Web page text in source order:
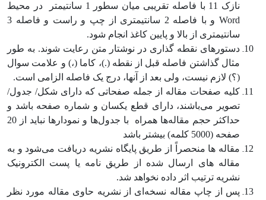
نازک 11 با فاصله تقریبی میان سطور 1 سانتیمتر در محیط
Word و با فاصله 2 سانتیمتری از چپ و راست و فاصله 3
سانتیمتری از بالا و پایین کاغذ انجام شود.
دستورهای نقطه گذاری در نوشتار متن رعایت شوند. به طور
مثال گذاشتن فاصله قبل از نقطه (.)، کاما (،) و علامت سوال
(؟) لازم نیست، ولی بعد از آنها، درج یک فاصله الزامی است.
کلیه صفحات مقاله از جمله صفحاتی که دارای شکل/ جدول/
تصویر می‌باشند، دارای قطع یکسان و شماره صفحه باشد و
حداکثر حجم مقاله‌ها همراه با جدول‌ها و نمودارها نباید از 20
صفحه ‌(5000 کلمه) بیشتر باشد
مقاله ها منحصراً از طریق پایگاه نشریه دریافت می‌شود و به
مقاله­ های ارسال شده از طریق نامه یا پست الکترونیک
نشریه ترتیب اثر داده نخواهد شد.
پس از چاپ مقاله نسخه‌ای از نشریه حاوی مقاله مورد نظر